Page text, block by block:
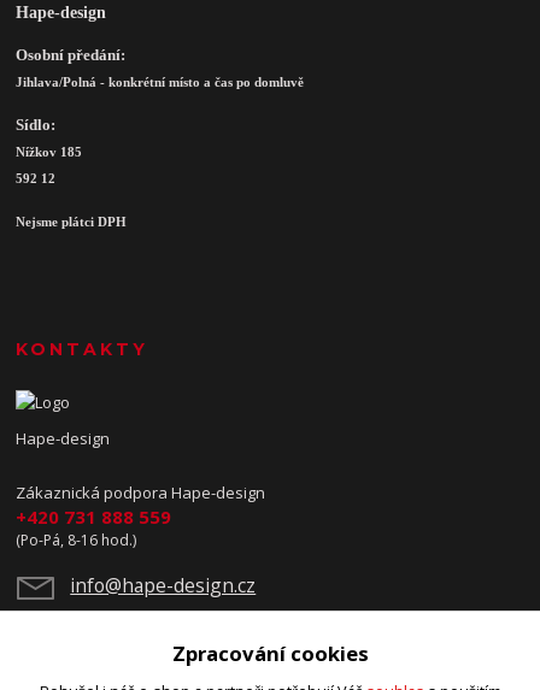
Hape-design
Osobní předání:
Jihlava/Polná - konkrétní místo a čas po domluvě
Sídlo:
Nížkov 185
592 12
Nejsme plátci DPH
KONTAKTY
Hape-design
Zákaznická podpora Hape-design
+420 731 888 559
(Po-Pá, 8-16 hod.)
info@hape-design.cz
Zpracování cookies